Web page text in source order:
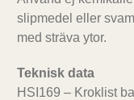
slipmedel eller
med sträva ytor.
Teknisk data
HSI169 – Kroklist